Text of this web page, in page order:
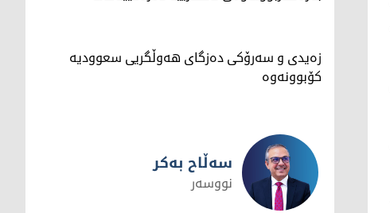
زەیدی و سەرۆکی دەزگای هەوڵگریی سعوودیە
کۆبوونەوە
سەڵاح بەکر
نووسەر